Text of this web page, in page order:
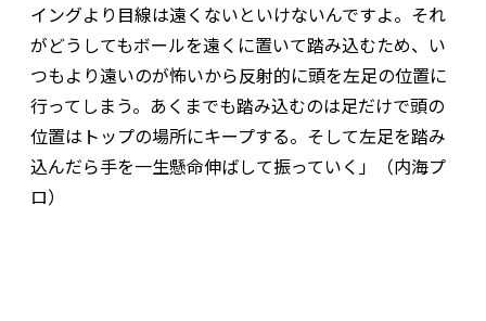
イングより目線は遠くないといけないんですよ。それ
がどうしてもボールを遠くに置いて踏み込むため、い
つもより遠いのが怖いから反射的に頭を左足の位置に
行ってしまう。あくまでも踏み込むのは足だけで頭の
位置はトップの場所にキープする。そして左足を踏み
込んだら手を一生懸命伸ばして振っていく」（内海プ
ロ）